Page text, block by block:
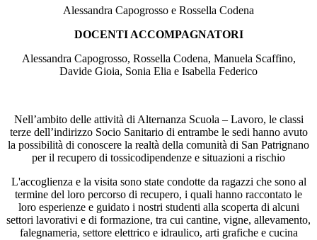
Alessandra Capogrosso e Rossella Codena
DOCENTI ACCOMPAGNATORI
Alessandra Capogrosso, Rossella Codena, Manuela Scaffino,
Davide Gioia, Sonia Elia e Isabella Federico
Nell’ambito delle attività di Alternanza Scuola – Lavoro, le classi
terze dell’indirizzo Socio Sanitario di entrambe le sedi hanno avuto
la possibilità di conoscere la realtà della comunità di San Patrignano
per il recupero di tossicodipendenze e situazioni a rischio
L'accoglienza e la visita sono state condotte da ragazzi che sono al
termine del loro percorso di recupero, i quali hanno raccontato le
loro esperienze e guidato i nostri studenti alla scoperta di alcuni
settori lavorativi e di formazione, tra cui cantine, vigne, allevamento,
falegnameria, settore elettrico e idraulico, arti grafiche e cucina